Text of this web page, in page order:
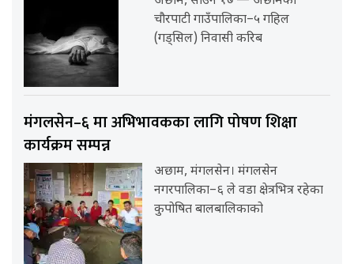
चौरपाटी गाउँपालिका–५ गहिल
(गड्सिल) निवासी करिब
मंगलसेन–६ मा अभिभावकका लागि पोषण शिक्षा
कार्यक्रम सम्पन्न
अछाम, मंगलसेन। मंगलसेन
नगरपालिका–६ ले वडा क्षेत्रभित्र रहेका
कुपोषित बालबालिकाको